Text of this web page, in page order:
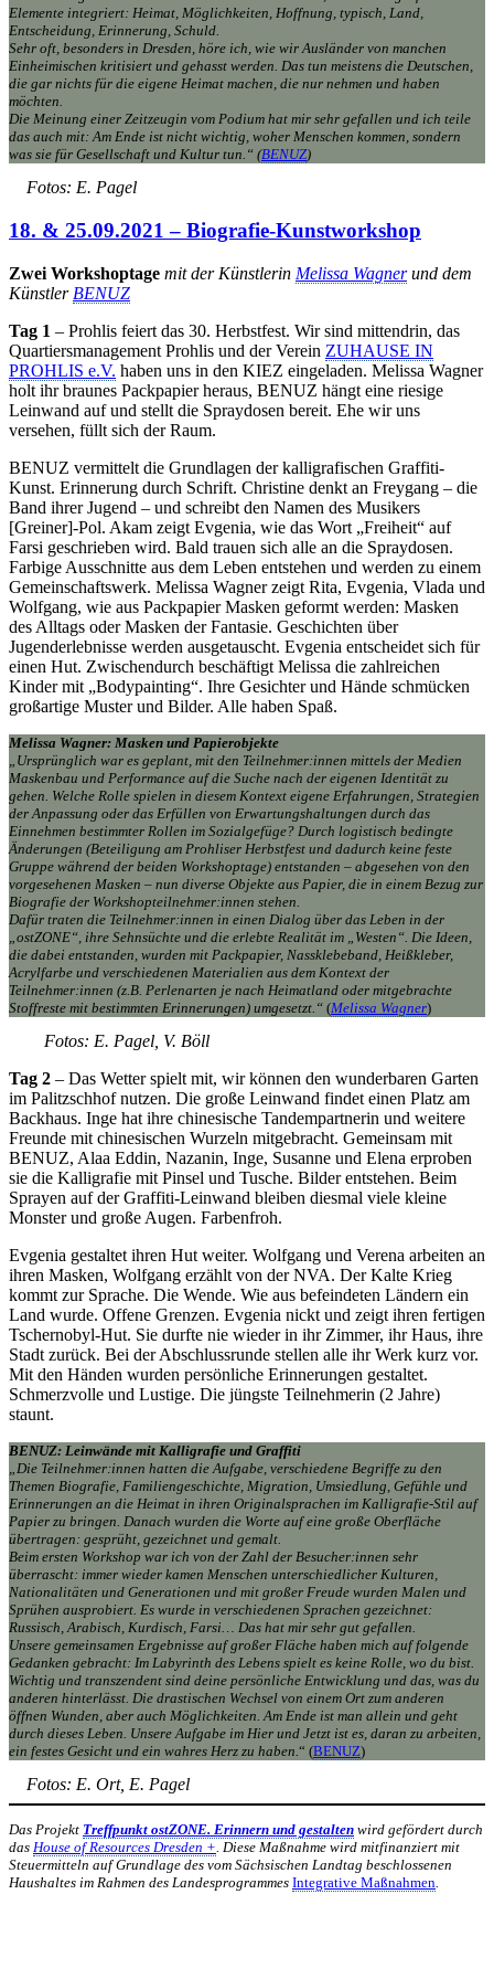
Elemente integriert: Heimat, Möglichkeiten, Hoffnung, typisch, Land,
Entscheidung, Erinnerung, Schuld.
Sehr oft, besonders in Dresden, höre ich, wie wir Ausländer von manchen
Einheimischen kritisiert und gehasst werden. Das tun meistens die Deutschen,
die gar nichts für die eigene Heimat machen, die nur nehmen und haben
möchten.
Die Meinung einer Zeitzeugin vom Podium hat mir sehr gefallen und ich teile
das auch mit: Am Ende ist nicht wichtig, woher Menschen kommen, sondern
was sie für Gesellschaft und Kultur tun.“ (BENUZ)
Fotos: E. Pagel
18. & 25.09.2021 – Biografie-Kunstworkshop
Zwei Workshoptage mit der Künstlerin Melissa Wagnerund dem
Künstler BENUZ
Tag 1 – Prohlis feiert das 30. Herbstfest. Wir sind mittendrin, das
Quartiersmanagement Prohlis und der Verein ZUHAUSE IN
PROHLIS e.V. haben uns in den KIEZ eingeladen. Melissa Wagner
holt ihr braunes Packpapier heraus, BENUZ hängt eine riesige
Leinwand auf und stellt die Spraydosen bereit. Ehe wir uns
versehen, füllt sich der Raum.
BENUZ vermittelt die Grundlagen der kalligrafischen Graffiti-
Kunst. Erinnerung durch Schrift. Christine denkt an Freygang – die
Band ihrer Jugend – und schreibt den Namen des Musikers
[Greiner]-Pol. Akam zeigt Evgenia, wie das Wort „Freiheit“ auf
Farsi geschrieben wird. Bald trauen sich alle an die Spraydosen.
Farbige Ausschnitte aus dem Leben entstehen und werden zu einem
Gemeinschaftswerk. Melissa Wagner zeigt Rita, Evgenia, Vlada und
Wolfgang, wie aus Packpapier Masken geformt werden: Masken
des Alltags oder Masken der Fantasie. Geschichten über
Jugenderlebnisse werden ausgetauscht. Evgenia entscheidet sich für
einen Hut. Zwischendurch beschäftigt Melissa die zahlreichen
Kinder mit „Bodypainting“. Ihre Gesichter und Hände schmücken
großartige Muster und Bilder. Alle haben Spaß.
Melissa Wagner: Masken und Papierobjekte
„Ursprünglich war es geplant, mit den Teilnehmer:innen mittels der Medien
Maskenbau und Performance auf die Suche nach der eigenen Identität zu
gehen. Welche Rolle spielen in diesem Kontext eigene Erfahrungen, Strategien
der Anpassung oder das Erfüllen von Erwartungshaltungen durch das
Einnehmen bestimmter Rollen im Sozialgefüge? Durch logistisch bedingte
Änderungen (Beteiligung am Prohliser Herbstfest und dadurch keine feste
Gruppe während der beiden Workshoptage) entstanden – abgesehen von den
vorgesehenen Masken – nun diverse Objekte aus Papier, die in einem Bezug zur
Biografie der Workshopteilnehmer:innen stehen.
Dafür traten die Teilnehmer:innen in einen Dialog über das Leben in der
„ostZONE“, ihre Sehnsüchte und die erlebte Realität im „Westen“. Die Ideen,
die dabei entstanden, wurden mit Packpapier, Nassklebeband, Heißkleber,
Acrylfarbe und verschiedenen Materialien aus dem Kontext der
Teilnehmer:innen (z.B. Perlenarten je nach Heimatland oder mitgebrachte
Stoffreste mit bestimmten Erinnerungen) umgesetzt.“ (Melissa Wagner)
Fotos: E. Pagel, V. Böll
Tag 2 – Das Wetter spielt mit, wir können den wunderbaren Garten
im Palitzschhof nutzen. Die große Leinwand findet einen Platz am
Backhaus. Inge hat ihre chinesische Tandempartnerin und weitere
Freunde mit chinesischen Wurzeln mitgebracht. Gemeinsam mit
BENUZ, Alaa Eddin, Nazanin, Inge, Susanne und Elena erproben
sie die Kalligrafie mit Pinsel und Tusche. Bilder entstehen. Beim
Sprayen auf der Graffiti-Leinwand bleiben diesmal viele kleine
Monster und große Augen. Farbenfroh.
Evgenia gestaltet ihren Hut weiter. Wolfgang und Verena arbeiten an
ihren Masken, Wolfgang erzählt von der NVA. Der Kalte Krieg
kommt zur Sprache. Die Wende. Wie aus befeindeten Ländern ein
Land wurde. Offene Grenzen. Evgenia nickt und zeigt ihren fertigen
Tschernobyl-Hut. Sie durfte nie wieder in ihr Zimmer, ihr Haus, ihre
Stadt zurück. Bei der Abschlussrunde stellen alle ihr Werk kurz vor.
Mit den Händen wurden persönliche Erinnerungen gestaltet.
Schmerzvolle und Lustige. Die jüngste Teilnehmerin (2 Jahre)
staunt.
BENUZ: Leinwände mit Kalligrafie und Graffiti
„Die Teilnehmer:innen hatten die Aufgabe, verschiedene Begriffe zu den
Themen Biografie, Familiengeschichte, Migration, Umsiedlung, Gefühle und
Erinnerungen an die Heimat in ihren Originalsprachen im Kalligrafie-Stil auf
Papier zu bringen. Danach wurden die Worte auf eine große Oberfläche
übertragen: gesprüht, gezeichnet und gemalt.
Beim ersten Workshop war ich von der Zahl der Besucher:innen sehr
überrascht: immer wieder kamen Menschen unterschiedlicher Kulturen,
Nationalitäten und Generationen und mit großer Freude wurden Malen und
Sprühen ausprobiert. Es wurde in verschiedenen Sprachen gezeichnet:
Russisch, Arabisch, Kurdisch, Farsi… Das hat mir sehr gut gefallen.
Unsere gemeinsamen Ergebnisse auf großer Fläche haben mich auf folgende
Gedanken gebracht: Im Labyrinth des Lebens spielt es keine Rolle, wo du bist.
Wichtig und transzendent sind deine persönliche Entwicklung und das, was du
anderen hinterlässt. Die drastischen Wechsel von einem Ort zum anderen
öffnen Wunden, aber auch Möglichkeiten. Am Ende ist man allein und geht
durch dieses Leben. Unsere Aufgabe im Hier und Jetzt ist es, daran zu arbeiten,
ein festes Gesicht und ein wahres Herz zu haben. “ (BENUZ)
Fotos: E. Ort, E. Pagel
Das Projekt Treffpunkt ostZONE. Erinnern und gestalten wird gefördert durch
das House of Resources Dresden + . Diese Maßnahme wird mitfinanziert mit
Steuermitteln auf Grundlage des vom Sächsischen Landtag beschlossenen
Haushaltes im Rahmen des Landesprogrammes Integrative Maßnahmen